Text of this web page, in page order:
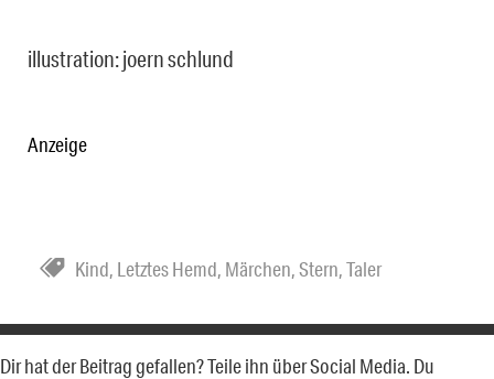
illustration: joern schlund
Anzeige
Kind, Letztes Hemd, Märchen,Stern,Taler
Dir hat der Beitrag gefallen? Teile ihn über Social Media. Du